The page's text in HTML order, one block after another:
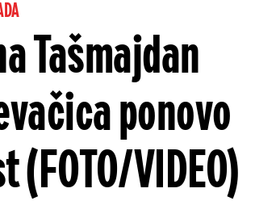
Tašmajdan
ponovo
VIDEO)